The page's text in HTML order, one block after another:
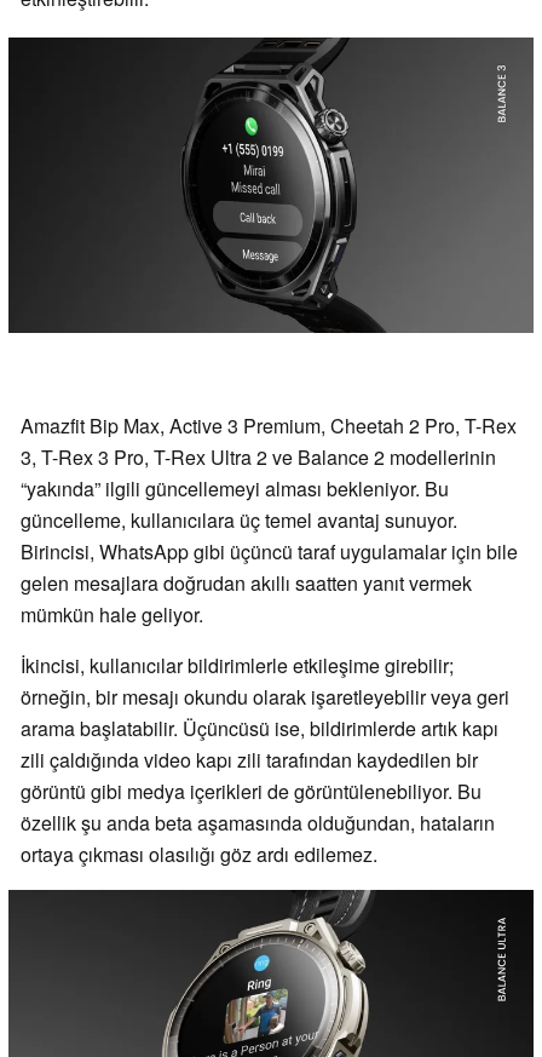
Amazfit Bip Max, Active 3 Premium, Cheetah 2 Pro, T-Rex
3, T-Rex 3 Pro, T-Rex Ultra 2 ve Balance 2 modellerinin
“yakında” ilgili güncellemeyi alması bekleniyor. Bu
güncelleme, kullanıcılara üç temel avantaj sunuyor.
Birincisi, WhatsApp gibi üçüncü taraf uygulamalar için bile
gelen mesajlara doğrudan akıllı saatten yanıt vermek
mümkün hale geliyor.
İkincisi, kullanıcılar bildirimlerle etkileşime girebilir;
örneğin, bir mesajı okundu olarak işaretleyebilir veya geri
arama başlatabilir. Üçüncüsü ise, bildirimlerde artık kapı
zili çaldığında video kapı zili tarafından kaydedilen bir
görüntü gibi medya içerikleri de görüntülenebiliyor. Bu
özellik şu anda beta aşamasında olduğundan, hataların
ortaya çıkması olasılığı göz ardı edilemez.